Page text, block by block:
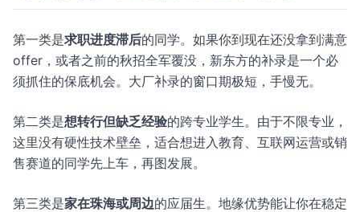
第一类是求职进度滞后的同学。如果你到现在还没拿到满意
offer，或者之前的秋招全军覆没，新东方的补录是一个必
须抓住的保底机会。大厂补录的窗口期极短，手慢无。
第二类是想转行但缺乏经验的跨专业学生。由于不限专业，
这里没有硬性技术壁垒，适合想进入教育、互联网运营或销
售赛道的同学先上车，再图发展。
第三类是家在珠海或周边的应届生。地缘优势能让你在稳定